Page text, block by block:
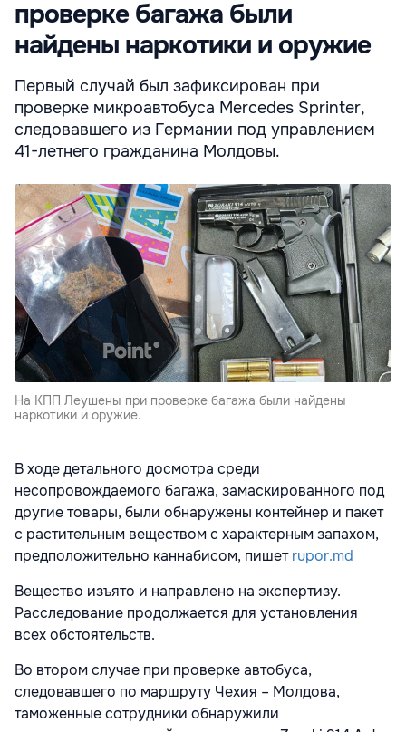
проверке багажа были
найдены наркотики и оружие
Первый случай был зафиксирован при
проверке микроавтобуса Mercedes Sprinter,
следовавшего из Германии под управлением
41-летнего гражданина Молдовы.
На КПП Леушены при проверке багажа были найдены
наркотики и оружие.
В ходе детального досмотра среди
несопровождаемого багажа, замаскированного под
другие товары, были обнаружены контейнер и пакет
с растительным веществом с характерным запахом,
предположительно каннабисом, пишетrupor.md
Вещество изъято и направлено на экспертизу.
Расследование продолжается для установления
всех обстоятельств.
Во втором случае при проверке автобуса,
следовавшего по маршруту Чехия – Молдова,
таможенные сотрудники обнаружили